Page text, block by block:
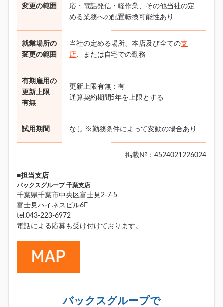
変更の範囲
応・電話発信・軽作業、その他当社の定
める業務への配置転換可能性あり
就業場所の
変更の範囲
当社の定める場所、本店及び全ての支
店、または自宅での勤務
有期雇用の
更新上限
有無
更新上限有無：有
通算契約期間5年を上限とする
試用期間 なし ※勤務条件によって変動の場合あり
掲載№：4524021226024
■担当支店
バックスグループ 千葉支店
千葉県千葉市中央区富士見2-7-5
富士見ハイネスビル6F
tel.043-223-6972
電話による応募も受け付けております。
バックスグループで